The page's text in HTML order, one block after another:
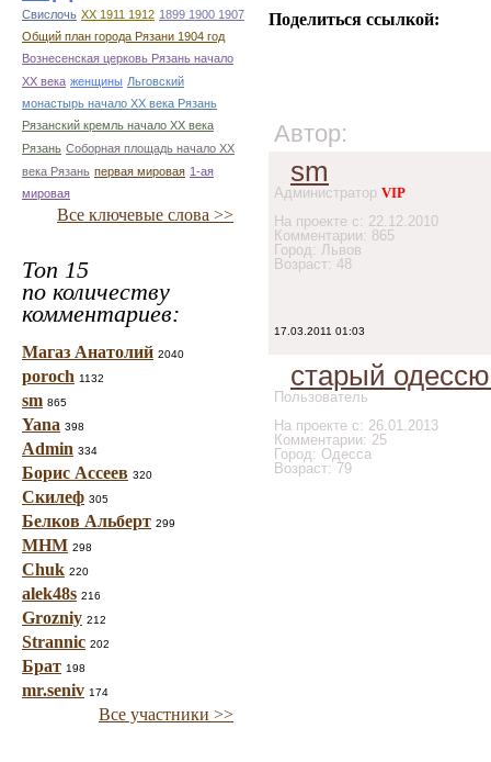
Свислочь XX 1911 1912 1899 1900 1907
Общий план города Рязани 1904 год
Вознесенская церковь Рязань начало
ХХ века женщины Льговский
монастырь начало ХХ века Рязань
Рязанский кремль начало ХХ века
Рязань Соборная площадь начало ХХ
века Рязань первая мировая 1-ая
мировая
Все ключевые слова >>
Топ 15
по количеству
комментариев:
Магаз Анатолий 2040
poroch 1132
sm 865
Yana 398
Admin 334
Борис Ассеев 320
Скилеф 305
Белков Альберт 299
МНМ 298
Chuk 220
alek48s 216
Grozniy 212
Strannic 202
Брат 198
mr.seniv 174
Все участники >>
Поделиться ссылкой:
Автор:
sm
Администратор VIP
На проекте с: 22.12.2010
Комментарии: 865
Город: Львов
Возраст: 48
17.03.2011 01:03
старый
Пользователь
На проекте с: 26.01.2013
Комментарии: 25
Город: Одесса
Возраст: 79